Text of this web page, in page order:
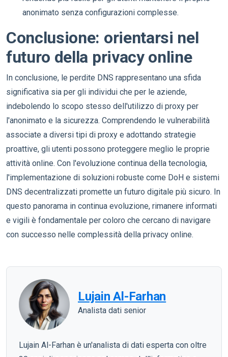
anonimato senza configurazioni complesse.
Conclusione: orientarsi nel
futuro della privacy online
In conclusione, le perdite DNS rappresentano una sfida
significativa sia per gli individui che per le aziende,
indebolendo lo scopo stesso dell'utilizzo di proxy per
l'anonimato e la sicurezza. Comprendendo le vulnerabilità
associate a diversi tipi di proxy e adottando strategie
proattive, gli utenti possono proteggere meglio le proprie
attività online. Con l'evoluzione continua della tecnologia,
l'implementazione di soluzioni robuste come DoH e sistemi
DNS decentralizzati promette un futuro digitale più sicuro. In
questo panorama in continua evoluzione, rimanere informati
e vigili è fondamentale per coloro che cercano di navigare
con successo nelle complessità della privacy online.
Lujain Al-Farhan
Analista dati senior
Lujain Al-Farhan è un'analista di dati esperta con oltre